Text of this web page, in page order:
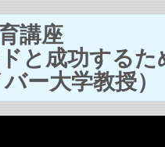
講座
と成功する
ー大学教授）